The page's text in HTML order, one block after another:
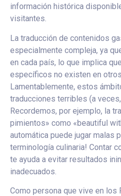
información histórica
visitantes.
La traducción de contenidos
especialmente compleja, ya
en cada país, lo que implica
específicos no existen en
Lamentablemente, estos
traducciones terribles (a
Recordemos, por ejemplo, la
pimientos» como «beautiful
automática puede jugar malas
terminología culinaria! Contar
te ayuda a evitar resultados
inadecuados.
Como persona que vive en